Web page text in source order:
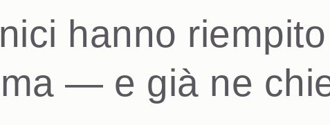
hanno
— e già ne